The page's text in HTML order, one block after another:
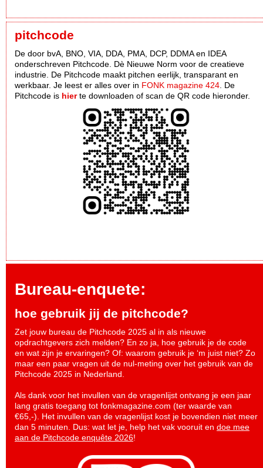
pitchcode
De door bvA, BNO, VIA, DDA, PMA, DCP, DDMA en IDEA
onderschreven Pitchcode. Dè Nieuwe Norm voor de creatieve
industrie. De Pitchcode maakt pitchen eerlijk, transparant en
werkbaar. Je leest er alles over in FONK magazine 424. De
Pitchcode is hierte downloaden of scan de QR code hieronder.
Bureau-enquete:
hoe gebruik jij de pitchcode?
Zet jouw bureau de Pitchcode 2025 al in als nieuwe
opdrachtgevers zich melden? En zo ja, hoe gebruik je de code
en wat zijn je ervaringen? Of: waarom gebruik je ‘m juist niet? Zo
maar een paar vragen uit de nul-meting over het gebruik van de
Pitchcode 2025 in Nederland.
Als dank voor het invullen van de vragenlijst ontvang je een jaar
lang gratis toegang tot fonkmagazine.com (ter waarde van
€65,-). Het invullen van de vragenlijst kost je bovendien niet meer
dan 5 minuten. Dus: wat let je, help het vak vooruit en doe mee
aan de Pitchcode enquête 2026!